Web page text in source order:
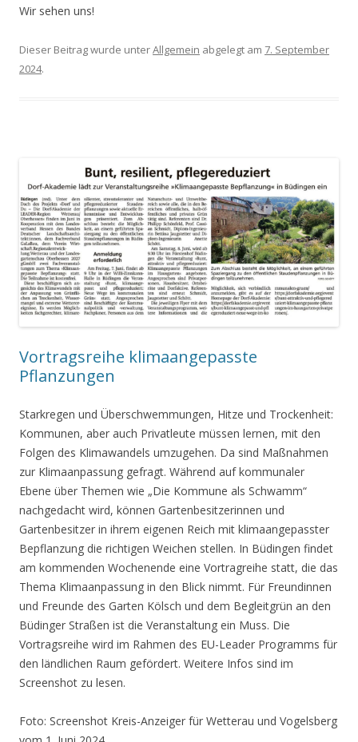
Wir sehen uns!
Dieser Beitrag wurde unterAllgemein abgelegt am 7. September
2024.
Vortragsreihe klimaangepasste
Pflanzungen
Starkregen und Überschwemmungen, Hitze und Trockenheit:
Kommunen, aber auch Privatleute müssen lernen, mit den
Folgen des Klimawandels umzugehen. Da sind Maßnahmen
zur Klimaanpassung gefragt. Während auf kommunaler
Ebene über Themen wie „Die Kommune als Schwamm“
nachgedacht wird, können Gartenbesitzerinnen und
Gartenbesitzer in ihrem eigenen Reich mit klimaangepasster
Bepflanzung die richtigen Weichen stellen. In Büdingen findet
am kommenden Wochenende eine Vortragreihe statt, die das
Thema Klimaanpassung in den Blick nimmt. Für Freundinnen
und Freunde des Garten Kölsch und dem Begleitgrün an den
Büdinger Straßen ist die Veranstaltung ein Muss. Die
Vortragsreihe wird im Rahmen des EU-Leader Programms für
den ländlichen Raum gefördert. Weitere Infos sind im
Screenshot zu lesen.
Foto: Screenshot Kreis-Anzeiger für Wetterau und Vogelsberg